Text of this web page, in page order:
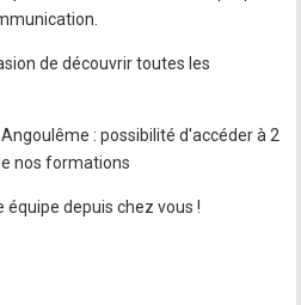
de découvrir toutes les
: possibilité d'accéder à 2
nos formations
équipe depuis chez vous !